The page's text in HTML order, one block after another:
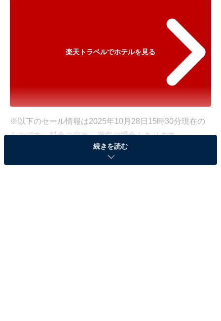
楽天トラベルでホテルを見る
※以下のセール情報は2025年10月28日15時30分現在の
ものです。料金の変更、満室の場合もあります。
※本記事で紹介している商品の購入やサービスの利用により、売上の一部が
オールアバウトに還元されることがあります。
続きを読む